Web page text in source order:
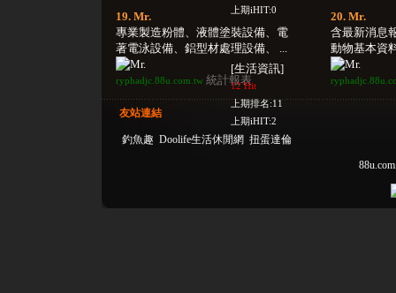
上期iHIT:0
19. Mr.
專業製造粉體、液體塗裝設備、電
著電泳設備、鋁型材處理設備、 ...
[生活資訊]
12 Hit
上期排名:11
上期iHIT:2
ryphadjc.88u.com.tw 統計報表
20. Mr.
含最新消息
動物基本資
友站連結
釣魚趣 Doolife生活休閒網 扭蛋達倫